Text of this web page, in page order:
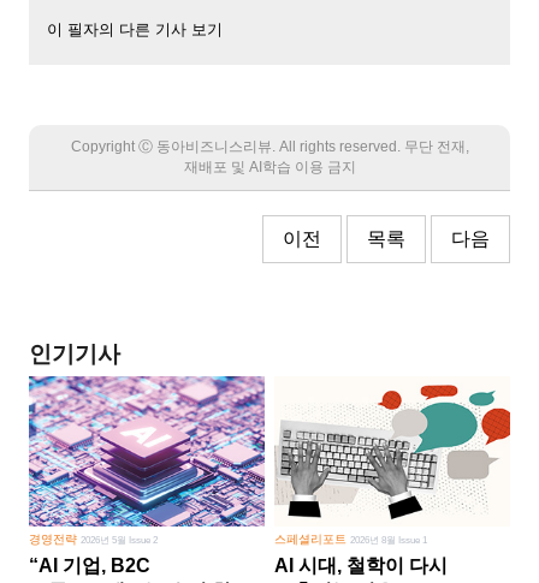
이 필자의 다른 기사 보기
Copyright Ⓒ 동아비즈니스리뷰. All rights reserved. 무단 전재,
재배포 및 AI학습 이용 금지
이전 목록 다음
인기기사
경영전략 2026년 5월 Issue 2
“AI 기업, B2C
스페셜리포트 2026년 8월 Issue 1
AI 시대, 철학이 다시